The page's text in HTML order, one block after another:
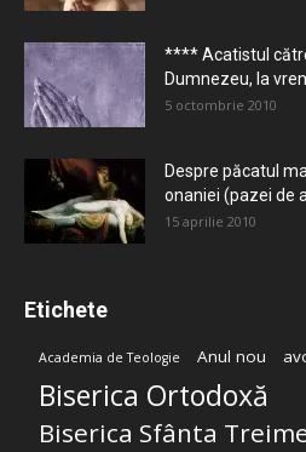
**** Acatistul
Dumnezeu, la
5 octombrie 2010
Despre păcatul
onaniei (pazei de
15 aprilie 2010
Etichete
Academia de Teologie Anul nou
Biserica Ortodoxă
Biserica Sfânta